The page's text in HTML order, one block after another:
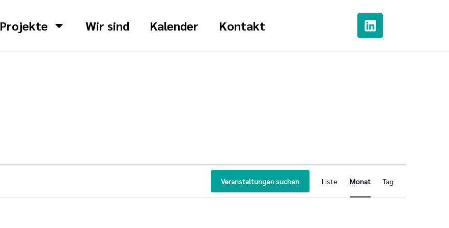
Projekte Wir sind Kalender Kontakt
Veranstaltungen suchen
Ansichten-
Liste Monat Tag